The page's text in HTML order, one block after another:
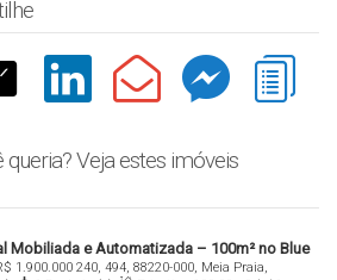
Veja estes imóveis
Mobiliada e Automatizada – 100m² no Blue
Praia
1.900.000 240, 494, 88220-000, Meia Praia,